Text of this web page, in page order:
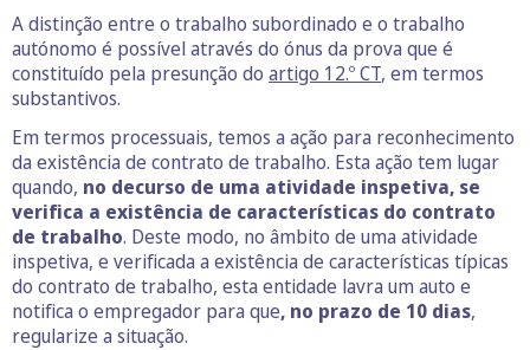
A distinção entre o trabalho subordinado e o trabalho
autónomo é possível através do ónus da prova que é
constituído pela presunção do artigo 12.º CT, em termos
substantivos.
Em termos processuais, temos a ação para reconhecimento
da existência de contrato de trabalho. Esta ação tem lugar
quando, no decurso de uma atividade inspetiva, se
verifica a existência de características do contrato
de trabalho. Deste modo, no âmbito de uma atividade
inspetiva, e verificada a existência de características típicas
do contrato de trabalho, esta entidade lavra um auto e
notifica o empregador para que, no prazo de 10 dias,
regularize a situação.